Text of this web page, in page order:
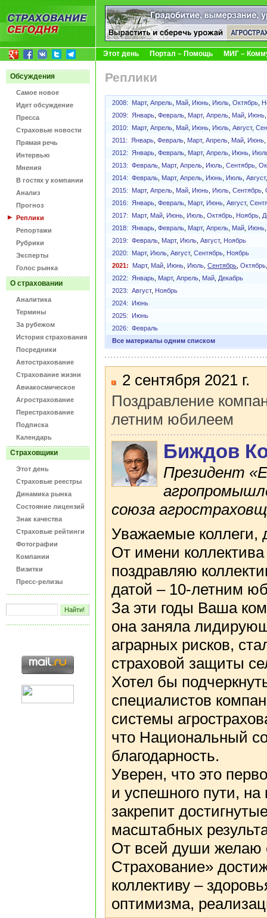
Этот день Портал – Помощь МИГ –
Обсуждения
Самое новое
Идет обсуждение
Пресса
Страховые новости
Прямая речь
Интервью
Мнения
В гостях у компании
Анализ
Прогноз
Реплики
Репортажи
Рубрики
Эксперты
Голос рынка
О страховании
Аналитика
Термины
За рубежом
История страхования
Посредники
Автострахование
Страхование жизни
Авиакосмическое
Агрострахование
Перестрахование
Подписка
Календарь
Страховщики
Этот день
Страховые реестры
Динамика рынка
Состояние лицензий
Знак качества
Страховые рейтинги
Фотографии
Компании
Визитки
Пресс-релизы
Реплики
2008: Март, Апрель Май Июнь Июль Октябрь
2009:
Январь Февраль Март, Апрель Май Июнь
2010:
Март, Апрель Май Июнь Июль Август,
2011:
Январь Февраль Март, Апрель Май Июнь
2012:
Январь Февраль Март, Апрель Июнь
2013: Февраль Март, Апрель Июль Сентябрь
2014: Февраль Март, Апрель Июнь Июль Август
2015:
Март, Апрель Май Июнь Июль Сентябрь
2016:
Январь Февраль Март, Июнь Август,
2017:
Март, Май Июнь Июль Октябрь Ноябрь
2018:
Январь Февраль Март, Апрель Май Июнь
2019: Февраль Март, Июль Август, Ноябрь
2020:
Март, Июль Август, Сентябрь
Ноябрь
2021:
Март, Май Июнь Июль Сентябрь Октябрь
2022:
Январь Март, Апрель Май Декабрь
2023: Август, Ноябрь
2024:
Июнь
2025:
Июнь
2026: Февраль
Все материалы одним списком
2 сентября 2021 г.
Поздравление
летним юбилеем
Биждов
Президент
союза
Уважаемые коллеги,
От имени
поздравляю
датой – 10-летним
За эти годы Ваша
она заняла
аграрных рисков,
страховой защиты
Хотел бы
специалистов
системы
что Национальный
благодарность.
Уверен, что это
и успешного пути,
закрепит
масштабных
От всей души желаю
Страхование»
коллективу –
оптимизма,